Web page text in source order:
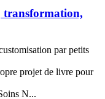
transformation,
par petits
N...